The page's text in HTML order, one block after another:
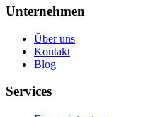
Unternehmen
Über uns
Kontakt
Blog
Services